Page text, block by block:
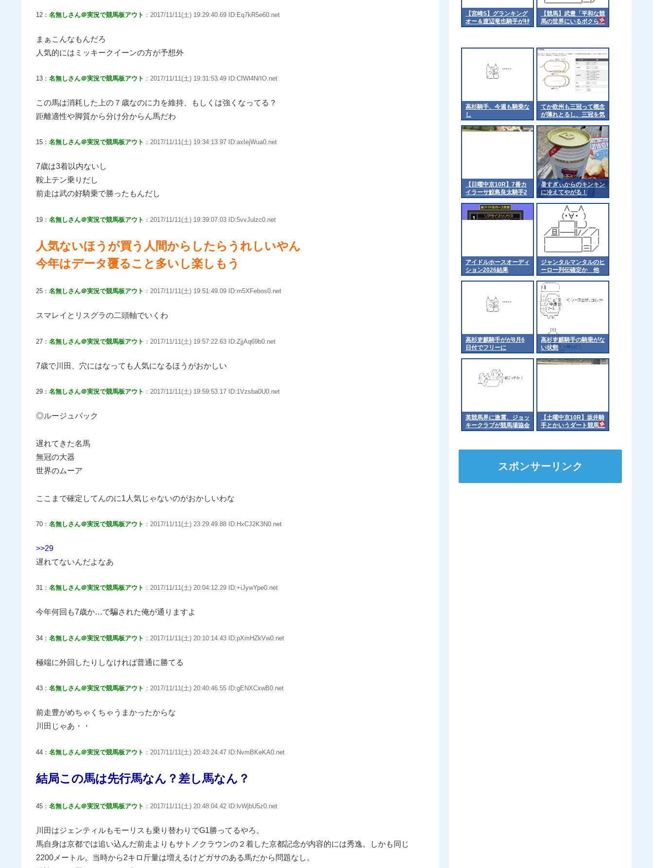
12： 名無しさん＠実況で競馬板アウト ：2017/11/11(土) 19:29:40.69 ID:Eq7kR5e60.net
まぁこんなもんだろ
人気的にはミッキークイーンの方が予想外
13： 名無しさん＠実況で競馬板アウト ：2017/11/11(土) 19:31:53.49 ID:CfWl4N/IO.net
この馬は消耗した上の７歳なのに力を維持、もしくは強くなってる？
距離適性や脚質から分け分からん馬だわ
15： 名無しさん＠実況で競馬板アウト ：2017/11/11(土) 19:34:13.97 ID:axIejWua0.net
7歳は3着以内ないし
鞍上テン乗りだし
前走は武の好騎乗で勝ったもんだし
19： 名無しさん＠実況で競馬板アウト ：2017/11/11(土) 19:39:07.03 ID:5vvJulzc0.net
人気ないほうが買う人間からしたらうれしいやん
今年はデータ覆ること多いし楽しもう
25： 名無しさん＠実況で競馬板アウト ：2017/11/11(土) 19:51:49.09 ID:m5XFebos0.net
スマレイとリスグラの二頭軸でいくわ
27： 名無しさん＠実況で競馬板アウト ：2017/11/11(土) 19:57:22.63 ID:ZjjAq69b0.net
7歳で川田、穴にはなっても人気になるほうがおかしい
29： 名無しさん＠実況で競馬板アウト ：2017/11/11(土) 19:59:53.17 ID:1Vzsba0U0.net
◎ルージュバック
遅れてきた名馬
無冠の大器
世界のムーア
ここまで確定してんのに1人気じゃないのがおかしいわな
70： 名無しさん＠実況で競馬板アウト ：2017/11/11(土) 23:29:49.88 ID:HxCJ2K3N0.net
>>29
遅れてないんだよなあ
31： 名無しさん＠実況で競馬板アウト ：2017/11/11(土) 20:04:12.29 ID:+iJywYpe0.net
今年何回も7歳か…で騙された俺が通りますよ
34： 名無しさん＠実況で競馬板アウト ：2017/11/11(土) 20:10:14.43 ID:pXmHZkVw0.net
極端に外回したりしなければ普通に勝てる
43： 名無しさん＠実況で競馬板アウト ：2017/11/11(土) 20:40:46.55 ID:gENXCxwB0.net
前走豊がめちゃくちゃうまかったからな
川田じゃあ・・
44： 名無しさん＠実況で競馬板アウト ：2017/11/11(土) 20:43:24.47 ID:NvmBKeKA0.net
結局この馬は先行馬なん？差し馬なん？
45： 名無しさん＠実況で競馬板アウト ：2017/11/11(土) 20:48:04.42 ID:lvWjbU5z0.net
川田はジェンティルもモーリスも乗り替わりでG1勝ってるやろ。
馬自身は京都では追い込んだ前走よりもサトノクラウンの２着した京都記念が内容的には秀逸。しかも同じ
2200メートル。当時から2キロ斤量は増えるけどガサのある馬だから問題なし。
【宮崎S】グランキング
オー＆渡辺竜也騎手がｷﾀ
━━━━(ﾟ∀ﾟ)━━━━!!
【競馬】武豊「平和な競
馬の世界にいるボクらに
なにかできることがない
せる [冬月記者★]
高杉騎手、今週も騎乗な
し
てか欧州も三冠って概念
が薄れとるし、三冠を気
にするのは日本くらいに
なるんやろか 他
【日曜中京10R】7番カ
イラーサ鮫島良太騎手2
着
暑すぎぃからのキンキン
に冷えてやがる！
アイドルホースオーディ
ション2026結果
ジャンタルマンタルのヒ
ーロー列伝確定か 他
高杉吏麒騎手がが8月6
日付でフリーに
高杉吏麒騎手の騎乗がな
い状態
英競馬界に激震、ジョッ
キークラブが競馬場協会
から脱退
【土曜中京10R】坂井騎
手とかいうダート競馬星
人
スポンサーリンク